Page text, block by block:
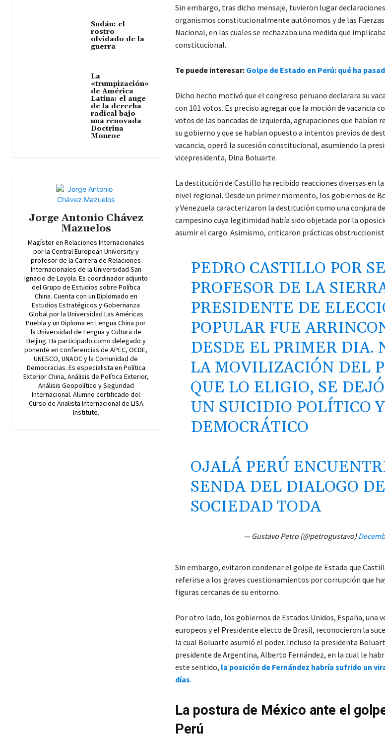
Sudán: el
rostro
olvidado de la
guerra
La
«trumpización»
de América
Latina: el auge
de la derecha
radical bajo
una renovada
Doctrina
Monroe
Jorge Antonio Chávez
Mazuelos
Magíster en Relaciones Internacionales
por la Central European University y
profesor de la Carrera de Relaciones
Internacionales de la Universidad San
Ignacio de Loyola. Es coordinador adjunto
del Grupo de Estudios sobre Política
China. Cuenta con un Diplomado en
Estudios Estratégicos y Gobernanza
Global por la Universidad Las Américas
Puebla y un Diploma en Lengua China por
la Universidad de Lengua y Cultura de
Beijing. Ha participado como delegado y
ponente en conferencias de APEC, OCDE,
UNESCO, UNAOC y la Comunidad de
Democracias. Es especialista en Política
Exterior China, Análisis de Política Exterior,
Análisis Geopolítico y Seguridad
Internacional. Alumno certificado del
Curso de Analista Internacional de LISA
Institute.
Sin embargo, tras dicho mensaje, tuvieron lugar
organismos constitucionalmente autónomos y de las
Nacional, en las cuales se rechazaba una medida que
constitucional.
Te puede interesar: Golpe de Estado en Perú: qué ha
Dicho hecho motivó que el congreso peruano declarara su
con 101 votos. Es preciso agregar que la moción de vacancia
votos de las bancadas de izquierda, agrupaciones que habían
su gobierno y que se habían opuesto a intentos previos de
vacancia, operó la sucesión constitucional, asumiendo la
vicepresidenta, Dina Boluarte.
La destitución de Castillo ha recibido reacciones diversas en
nivel regional. Desde un primer momento, los gobiernos de
y Venezuela caracterizaron la destitución como una conjura
campesino cuya legitimidad había sido objetada por la
asumir el cargo. Asimismo, criticaron prácticas
PEDRO CASTILLO POR
PROFESOR DE LA
PRESIDENTE DE
POPULAR FUE
DESDE EL PRIMER DIA.
LA MOVILIZACIÓN DEL
QUE LO ELIGIO, SE
UN SUICIDIO POLÍTICO Y
DEMOCRÁTICO
OJALÁ PERÚ
SENDA DEL DIALOGO
SOCIEDAD TODA
— Gustavo Petro (@petrogustavo)
Sin embargo, evitaron condenar el golpe de Estado que
referirse a los graves cuestionamientos por corrupción que
figuras cercanas de su entorno.
Por otro lado, los gobiernos de Estados Unidos, España, una
europeos y el Presidente electo de Brasil, reconocieron la
la cual Boluarte asumió el poder. Incluso la presidenta
presidente de Argentina, Alberto Fernández, en la cual le
este sentido, la posición de Fernández habría sufrido un
días.
La postura de México ante el
Perú